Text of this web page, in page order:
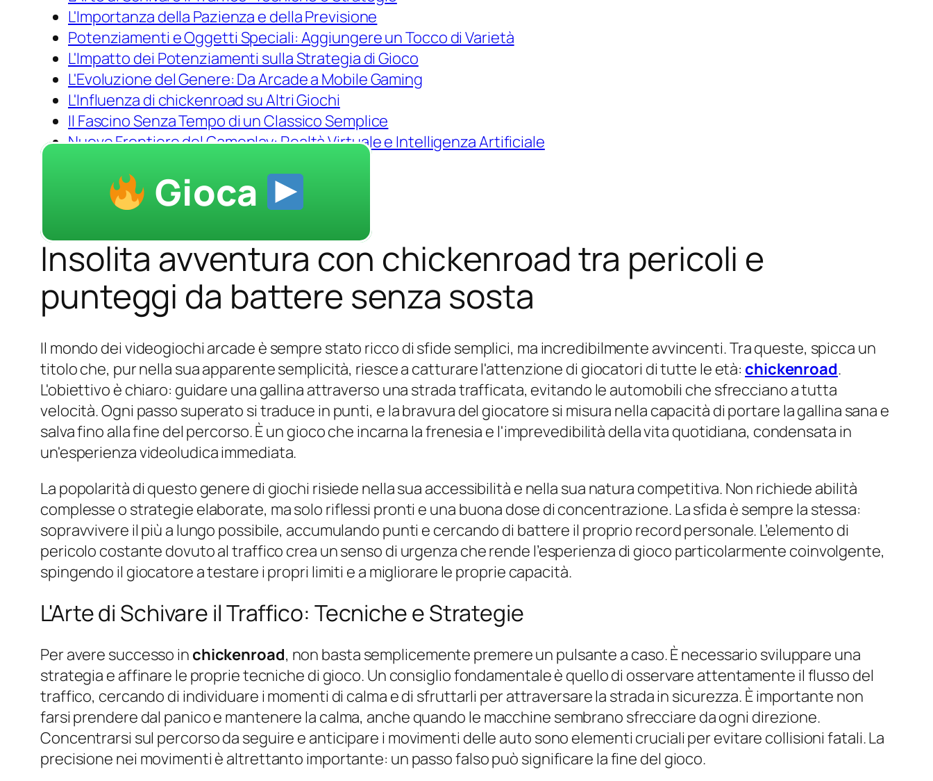
L'Importanza della Pazienza e della Previsione
Potenziamenti e Oggetti Speciali: Aggiungere un Tocco di Varietà
L'Impatto dei Potenziamenti sulla Strategia di Gioco
L'Evoluzione del Genere: Da Arcade a Mobile Gaming
L'Influenza di chickenroad su Altri Giochi
Il Fascino Senza Tempo di un Classico Semplice
Nuove Frontiere del Gameplay: Realtà Virtuale e Intelligenza Artificiale
Gioca
Insolita avventura con chickenroad tra pericoli e
punteggi da battere senza sosta
Il mondo dei videogiochi arcade è sempre stato ricco di sfide semplici, ma incredibilmente avvincenti. Tra queste, spicca un
titolo che, pur nella sua apparente semplicità, riesce a catturare l'attenzione di giocatori di tutte le età: chickenroad.
L'obiettivo è chiaro: guidare una gallina attraverso una strada trafficata, evitando le automobili che sfrecciano a tutta
velocità. Ogni passo superato si traduce in punti, e la bravura del giocatore si misura nella capacità di portare la gallina sana e
salva fino alla fine del percorso. È un gioco che incarna la frenesia e l'imprevedibilità della vita quotidiana, condensata in
un'esperienza videoludica immediata.
La popolarità di questo genere di giochi risiede nella sua accessibilità e nella sua natura competitiva. Non richiede abilità
complesse o strategie elaborate, ma solo riflessi pronti e una buona dose di concentrazione. La sfida è sempre la stessa:
sopravvivere il più a lungo possibile, accumulando punti e cercando di battere il proprio record personale. L’elemento di
pericolo costante dovuto al traffico crea un senso di urgenza che rende l’esperienza di gioco particolarmente coinvolgente,
spingendo il giocatore a testare i propri limiti e a migliorare le proprie capacità.
L'Arte di Schivare il Traffico: Tecniche e Strategie
Per avere successo in chickenroad, non basta semplicemente premere un pulsante a caso. È necessario sviluppare una
strategia e affinare le proprie tecniche di gioco. Un consiglio fondamentale è quello di osservare attentamente il flusso del
traffico, cercando di individuare i momenti di calma e di sfruttarli per attraversare la strada in sicurezza. È importante non
farsi prendere dal panico e mantenere la calma, anche quando le macchine sembrano sfrecciare da ogni direzione.
Concentrarsi sul percorso da seguire e anticipare i movimenti delle auto sono elementi cruciali per evitare collisioni fatali. La
precisione nei movimenti è altrettanto importante: un passo falso può significare la fine del gioco.